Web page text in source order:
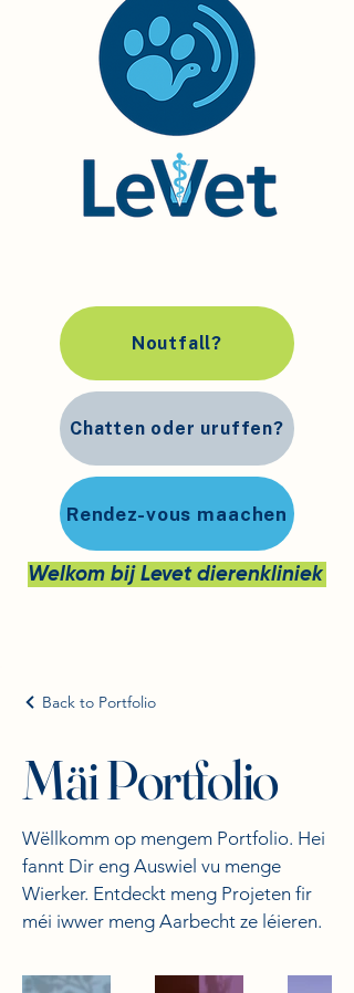
Noutfall?
Welkom bij Levet dierenkliniek bv
Chatten oder uruffen?
Rendez-vous maachen
Back to Portfolio
Mäi Portfolio
Wëllkomm op mengem Portfolio. Hei
fannt Dir eng Auswiel vu menge
Wierker. Entdeckt meng Projeten fir
méi iwwer meng Aarbecht ze léieren.